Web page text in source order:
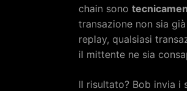
chain sono
transazione non sia
replay, qualsiasi
il mittente ne sia
Il risultato? Bob invia i